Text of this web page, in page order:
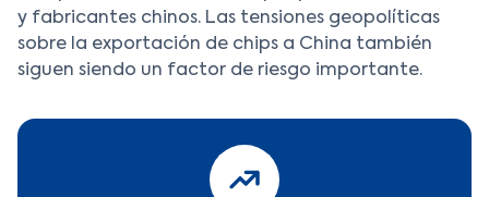
y fabricantes chinos. Las tensiones geopolíticas
sobre la exportación de chips a China también
siguen siendo un factor de riesgo importante.